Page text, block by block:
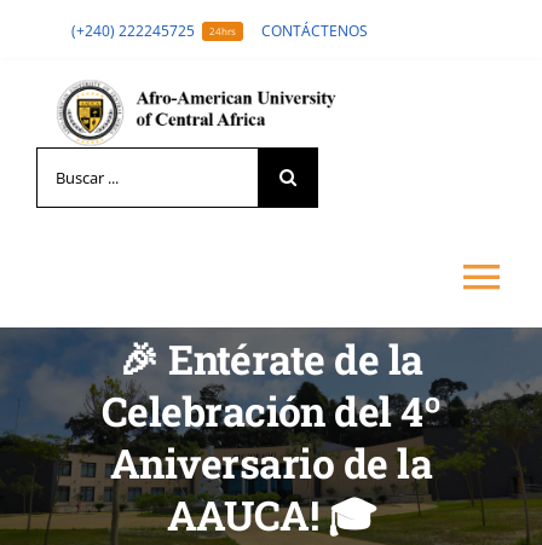
content
(+240) 222245725 24hrs CONTÁCTENOS
for:
LA UNIVERSIDAD
FORMACIÓN
ADMISIÓN
🎉 Entérate de la
Celebración del 4º
Aniversario de la
AAUCA! 🎓